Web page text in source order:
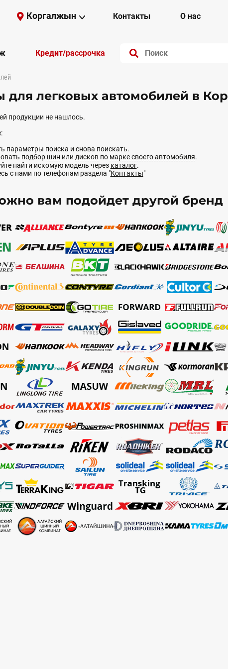
Коргалжын Контакты О нас
Кредит/рассрочка
легковых автомобилей в
продукции не нашлось.
параметры поиска и снова поискать.
подбор шин или дисковпо марке своего автомобиля.
найти искомую модель через каталог.
с нами по телефонам раздела "Контакты"
вам подойдет другой бренд